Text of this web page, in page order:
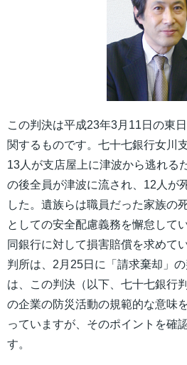
この判決は平成23年3月11日の東
関するものです。七十七銀行女川
13人が支店屋上に津波から逃れる
の後全員が津波に流され、12人が
した。遺族らは職員だった家族の
としての安全配慮義務を懈怠して
同銀行に対して損害賠償を求めて
判所は、2月25日に「請求棄却」
は、この判決（以下、七十七銀行
の企業の防災活動の規範的な意味
っていますが、そのポイントを確
す。